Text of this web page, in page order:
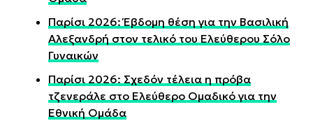
Παρίσι 2026: Έβδομη θέση για την Βασιλική
Αλεξανδρή στον τελικό του Ελεύθερου Σόλο
Γυναικών
Παρίσι 2026: Σχεδόν τέλεια η πρόβα
τζενεράλε στο Ελεύθερο Ομαδικό για την
Εθνική Ομάδα